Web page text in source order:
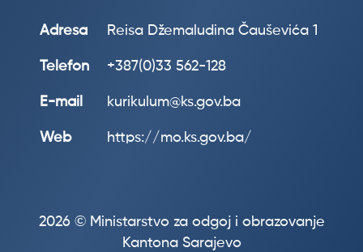
Adresa Reisa Džemaludina Čauševića 1
Telefon +387(0)33 562-128
E-mail kurikulum@ks.gov.ba
Web https://mo.ks.gov.ba/
2026 © Ministarstvo za odgoj i obrazovanje
Kantona Sarajevo